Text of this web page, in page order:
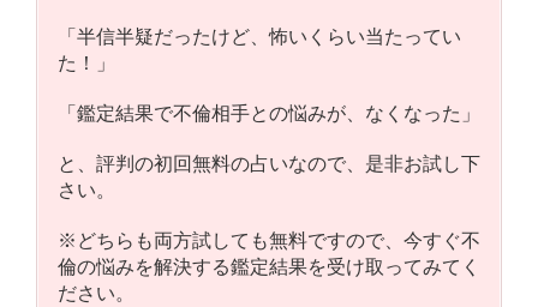
「半信半疑だったけど、怖いくらい当たってい
た！」
「鑑定結果で不倫相手との悩みが、なくなった」
と、評判の初回無料の占いなので、是非お試し下
さい。
※どちらも両方試しても無料ですので、今すぐ不
倫の悩みを解決する鑑定結果を受け取ってみてく
ださい。